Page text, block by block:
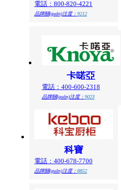
電話：800-820-4221
品牌關(guān)注度： 9212
卡喏亞
電話：400-600-2318
品牌關(guān)注度： 9023
科寶
電話：400-678-7700
品牌關(guān)注度： 8852